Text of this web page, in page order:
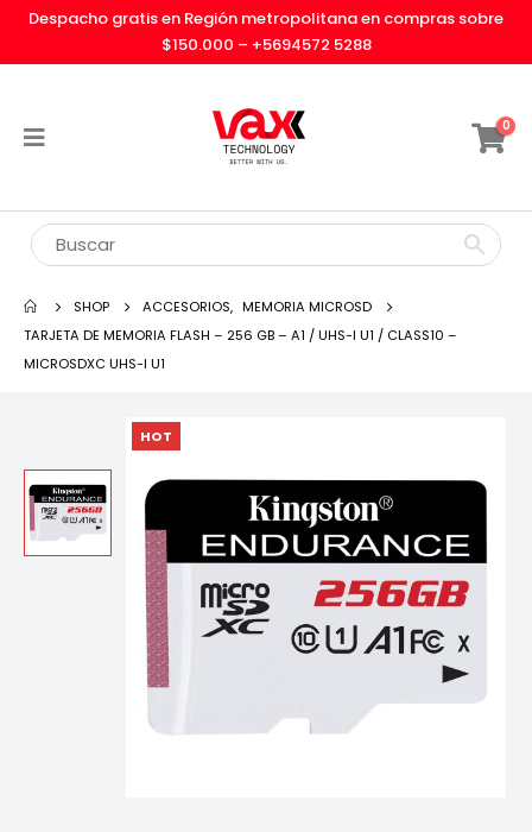
Despacho gratis en Región metropolitana en compras sobre
$150.000 – +5694572 5288
0
SHOP ACCESORIOS, MEMORIA MICROSD
TARJETA DE MEMORIA FLASH – 256 GB – A1 / UHS-I U1 / CLASS10 –
MICROSDXC UHS-I U1
HOT